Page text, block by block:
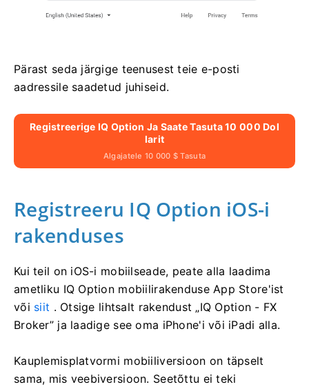
Pärast seda järgige teenusest teie e-posti
aadressile saadetud juhiseid.
Registreerige IQ Option Ja Saate Tasuta 10 000 Dol
Larit
Algajatele 10 000 $ Tasuta
Registreeru IQ Option iOS-i
rakenduses
Kui teil on iOS-i mobiilseade, peate alla laadima
ametliku IQ Option mobiilirakenduse App Store'ist
või siit . Otsige lihtsalt rakendust „IQ Option - FX
Broker” ja laadige see oma iPhone'i või iPadi alla.
Kauplemisplatvormi mobiiliversioon on täpselt
sama, mis veebiversioon. Seetõttu ei teki